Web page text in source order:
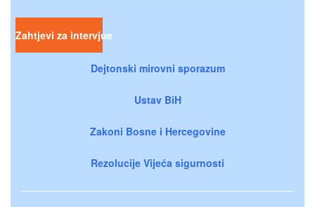
Zahtjevi za intervjue
Dejtonski mirovni sporazum
Ustav BiH
Zakoni Bosne i Hercegovine
Rezolucije Vijeća sigurnosti